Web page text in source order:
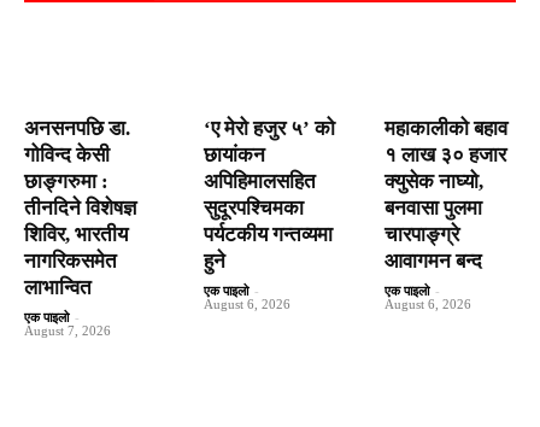
अनसनपछि डा.
गोविन्द केसी
छाङ्गरुमा :
तीनदिने विशेषज्ञ
शिविर, भारतीय
नागरिकसमेत
लाभान्वित
एक पाइलो -
August 7, 2026
‘ए मेरो हजुर ५’ को
छायांकन
अपिहिमालसहित
सुदूरपश्चिमका
पर्यटकीय गन्तव्यमा
हुने
एक पाइलो -
August 6, 2026
महाकालीको बहाव
१ लाख ३० हजार
क्युसेक नाघ्यो,
बनवासा पुलमा
चारपाङ्ग्रे
आवागमन बन्द
एक पाइलो -
August 6, 2026